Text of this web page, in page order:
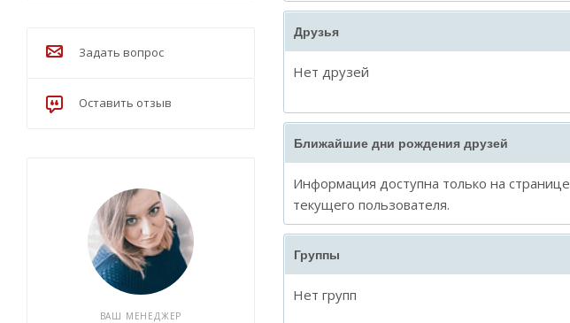
Друзья
Нет друзей
Ближайшие дни рождения друзей
Информация доступна только на странице
текущего пользователя.
Группы
Нет групп
Задать вопрос
Оставить отзыв
ВАШ МЕНЕДЖЕР